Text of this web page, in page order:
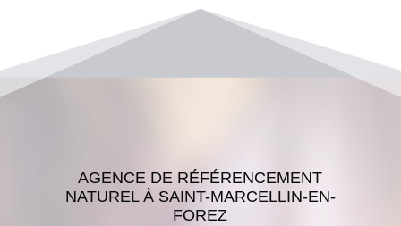
AGENCE DE RÉFÉRENCEMENT
NATUREL À SAINT-MARCELLIN-EN-
FOREZ